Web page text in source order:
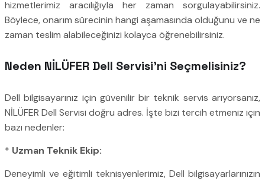
hizmetlerimiz aracılığıyla her zaman sorgulayabilirsiniz.
Böylece, onarım sürecinin hangi aşamasında olduğunu ve ne
zaman teslim alabileceğinizi kolayca öğrenebilirsiniz.
Neden NİLÜFER Dell Servisi’ni Seçmelisiniz?
Dell bilgisayarınız için güvenilir bir teknik servis arıyorsanız,
NİLÜFER Dell Servisi doğru adres. İşte bizi tercih etmeniz için
bazı nedenler:
* Uzman Teknik Ekip:
Deneyimli ve eğitimli teknisyenlerimiz, Dell bilgisayarlarınızın